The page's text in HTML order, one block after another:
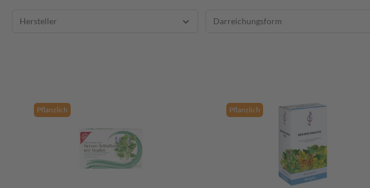
Hersteller Darreichungsform
Pflanzlich Pflanzlich